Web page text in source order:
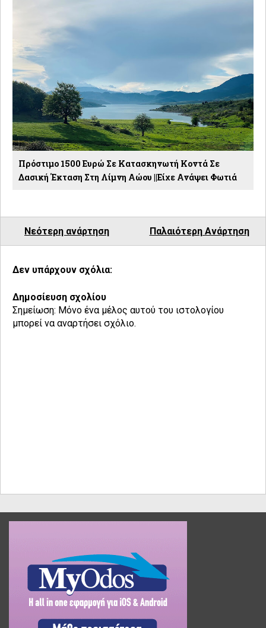
Πρόστιμο 1500 Ευρώ Σε Κατασκηνωτή Κοντά Σε
Δασική Έκταση Στη Λίμνη Αώου ||Είχε Ανάψει Φωτιά
Νεότερη ανάρτηση Παλαιότερη Ανάρτηση
Δεν υπάρχουν σχόλια:
Δημοσίευση σχολίου
Σημείωση: Μόνο ένα μέλος αυτού του ιστολογίου
μπορεί να αναρτήσει σχόλιο.